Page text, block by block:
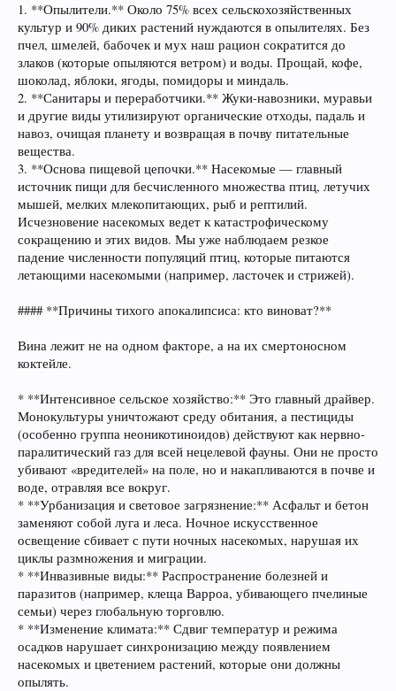
1. **Опылители.** Около 75% всех сельскохозяйственных
культур и 90% диких растений нуждаются в опылителях. Без
пчел, шмелей, бабочек и мух наш рацион сократится до
злаков (которые опыляются ветром) и воды. Прощай, кофе,
шоколад, яблоки, ягоды, помидоры и миндаль.
2. **Санитары и переработчики.** Жуки-навозники, муравьи
и другие виды утилизируют органические отходы, падаль и
навоз, очищая планету и возвращая в почву питательные
вещества.
3. **Основа пищевой цепочки.** Насекомые — главный
источник пищи для бесчисленного множества птиц, летучих
мышей, мелких млекопитающих, рыб и рептилий.
Исчезновение насекомых ведет к катастрофическому
сокращению и этих видов. Мы уже наблюдаем резкое
падение численности популяций птиц, которые питаются
летающими насекомыми (например, ласточек и стрижей).
#### **Причины тихого апокалипсиса: кто виноват?**
Вина лежит не на одном факторе, а на их смертоносном
коктейле.
* **Интенсивное сельское хозяйство:** Это главный драйвер.
Монокультуры уничтожают среду обитания, а пестициды
(особенно группа неоникотиноидов) действуют как нервно-
паралитический газ для всей нецелевой фауны. Они не просто
убивают «вредителей» на поле, но и накапливаются в почве и
воде, отравляя все вокруг.
* **Урбанизация и световое загрязнение:** Асфальт и бетон
заменяют собой луга и леса. Ночное искусственное
освещение сбивает с пути ночных насекомых, нарушая их
циклы размножения и миграции.
* **Инвазивные виды:** Распространение болезней и
паразитов (например, клеща Варроа, убивающего пчелиные
семьи) через глобальную торговлю.
* **Изменение климата:** Сдвиг температур и режима
осадков нарушает синхронизацию между появлением
насекомых и цветением растений, которые они должны
опылять.